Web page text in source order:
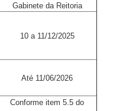
Gabinete da Reitoria
10 a 11/12/2025
Até 11/06/2026
Conforme item 5.5 do